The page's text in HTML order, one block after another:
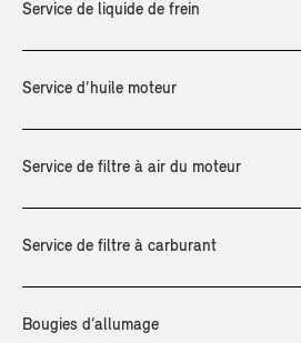
Service de liquide de frein
Service d’huile moteur
Service de filtre à air du moteur
Service de filtre à carburant
Bougies d’allumage